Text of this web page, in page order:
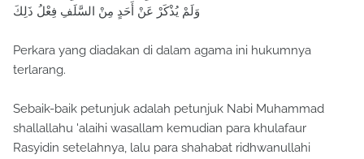
وَلَمْ يُذْكَرْ عَنْ أَحَدٍ مِنْ السَّلَفِ فِعْلُ ذَلِكَ
Perkara yang diadakan di dalam agama ini hukumnya
terlarang.
Sebaik-baik petunjuk adalah petunjuk Nabi Muhammad
shallallahu 'alaihi wasallam kemudian para khulafaur
Rasyidin setelahnya, lalu para shahabat ridhwanullahi